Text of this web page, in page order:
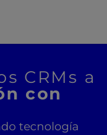
CRMs a
con
tecnología